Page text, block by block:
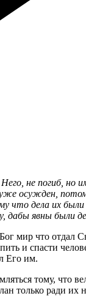
не погиб, но
осужден,
дела их были
явны были
мир что
и спасти
Его им.
тому, что
только ради